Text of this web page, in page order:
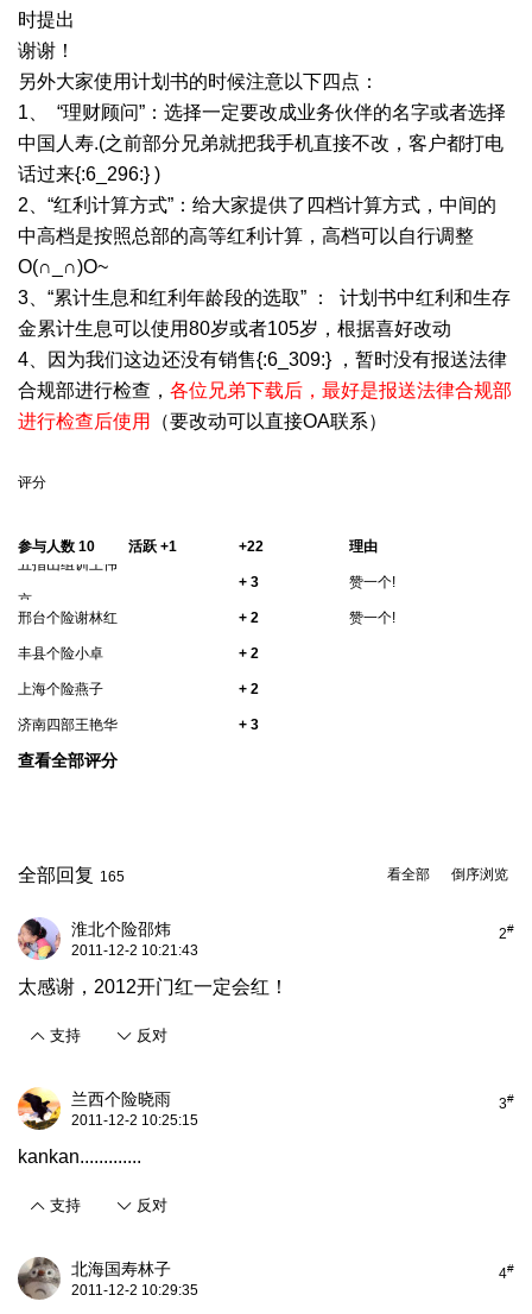
时提出
谢谢！
另外大家使用计划书的时候注意以下四点：
1、 “理财顾问”：选择一定要改成业务伙伴的名字或者选择
中国人寿.(之前部分兄弟就把我手机直接不改，客户都打电
话过来{:6_296:} )
2、“红利计算方式”：给大家提供了四档计算方式，中间的
中高档是按照总部的高等红利计算，高档可以自行调整
O(∩_∩)O~
3、“累计生息和红利年龄段的选取” ： 计划书中红利和生存
金累计生息可以使用80岁或者105岁，根据喜好改动
4、因为我们这边还没有销售{:6_309:} ，暂时没有报送法律
合规部进行检查， 各位兄弟下载后，最好是报送法律合规部
进行检查后使用
（要改动可以直接OA联系）
评分
参与人数 10 活跃 +1 +22
理由
五指山组训王伟
京
+ 3 赞一个!
邢台个险谢林红 + 2 赞一个!
丰县个险小卓 + 2
上海个险燕子 + 2
济南四部王艳华 + 3
查看全部评分
倒序浏览
看全部
全部回复 165
2#
淮北个险邵炜
2011-12-2 10:21:43
太感谢，2012开门红一定会红！
支持 反对
3#
兰西个险晓雨
2011-12-2 10:25:15
kankan.............
支持 反对
4#
北海国寿林子
2011-12-2 10:29:35